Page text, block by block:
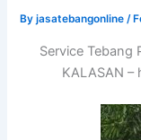
Byjasatebangonline/
Service Tebang
KALASAN